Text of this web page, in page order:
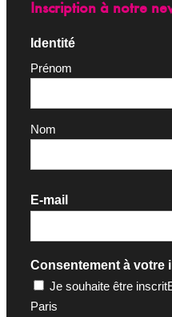
Inscription à notre
Identité
Prénom
Nom
E-mail
Consentement à votre
Je souhaite être
Paris